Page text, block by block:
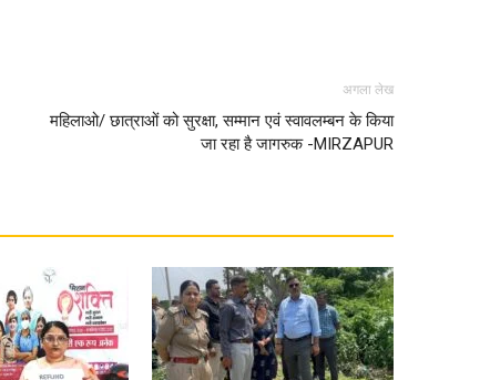
Hindi,
अगला लेख
महिलाओ/ छात्राओं को सुरक्षा, सम्मान एवं स्वावलम्बन के किया
जा रहा है जागरुक -MIRZAPUR